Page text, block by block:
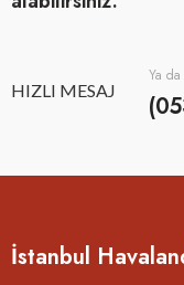
HIZLI MESAJ
Ya da
İstanbul